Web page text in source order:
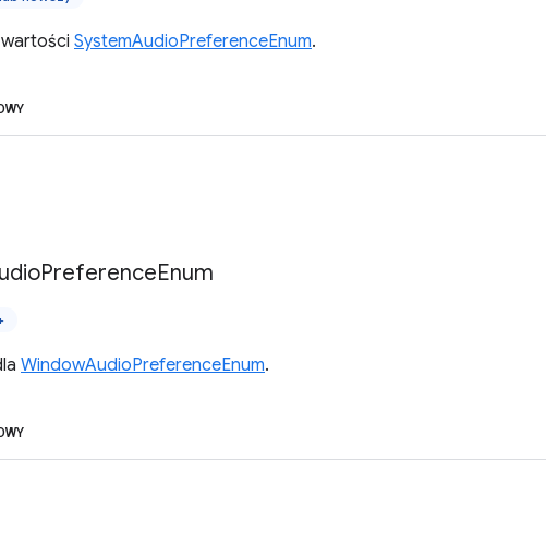
SystemAudioPreferenceEnum.
PreferenceEnum
WindowAudioPreferenceEnum.